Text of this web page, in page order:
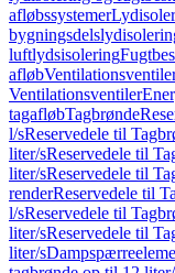
afløbssystemer
luftlydsisolering
afløb
Ventilationsventiler
tagafløbTagbrønde
l/sReservedele til
liter/sReservedele til
liter/sReservedele til
renderReservedele til
l/sReservedele til
liter/sReservedele til
liter/s